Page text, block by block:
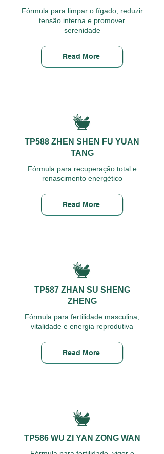
Fórmula para limpar o fígado, reduzir
tensão interna e promover
serenidade
Read More
TP588 ZHEN SHEN FU YUAN
TANG
Fórmula para recuperação total e
renascimento energético
Read More
TP587 ZHAN SU SHENG
ZHENG
Fórmula para fertilidade masculina,
vitalidade e energia reprodutiva
Read More
TP586 WU ZI YAN ZONG WAN